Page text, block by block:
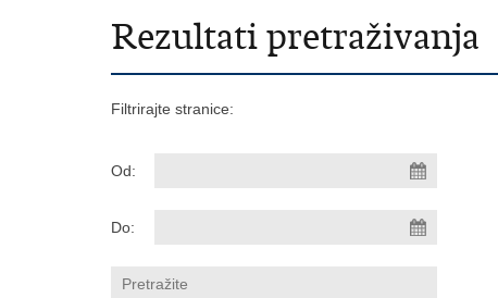
Rezultati pretraživanja
Filtrirajte stranice:
Od:
Do: